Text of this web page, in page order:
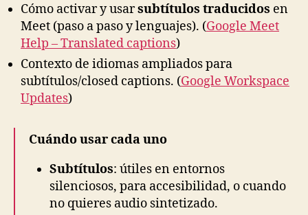
Cómo activar y usarsubtítulos traducidos en
Meet (paso a paso y lenguajes). (Google Meet
Help – Translated captions)
Contexto de idiomas ampliados para
subtítulos/closed captions. (Google Workspace
Updates)
Cuándo usar cada uno
Subtítulos: útiles en entornos
silenciosos, para accesibilidad, o cuando
no quieres audio sintetizado.